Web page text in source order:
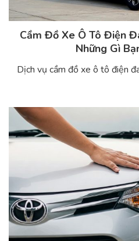
Cầm Đồ Xe Ô Tô Điện
Những Gì
Dịch vụ cầm đồ xe ô tô điện